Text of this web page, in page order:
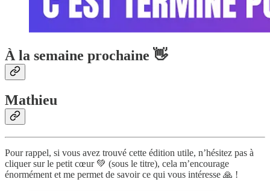
À la semaine prochaine 👋
Mathieu
Pour rappel, si vous avez trouvé cette édition utile, n’hésitez pas à
cliquer sur le petit cœur 💚 (sous le titre), cela m’encourage
énormément et me permet de savoir ce qui vous intéresse 🙏 !